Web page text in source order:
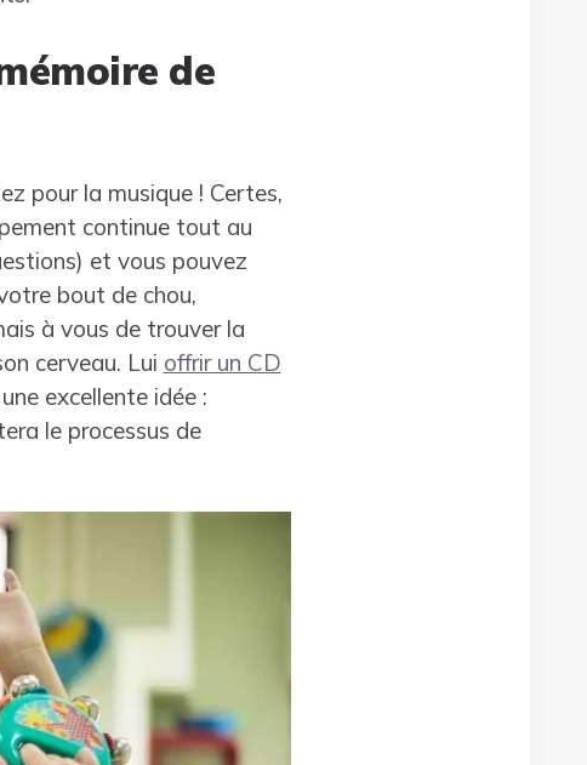
de
pour la musique ! Certes,
continue tout au
et vous pouvez
bout de chou,
à vous de trouver la
cerveau. Lui offrir un CD
excellente idée :
le processus de